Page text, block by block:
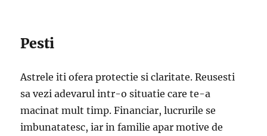
Pesti
Astrele iti ofera protectie si claritate. Reusesti
sa vezi adevarul intr-o situatie care te-a
macinat mult timp. Financiar, lucrurile se
imbunatatesc, iar in familie apar motive de